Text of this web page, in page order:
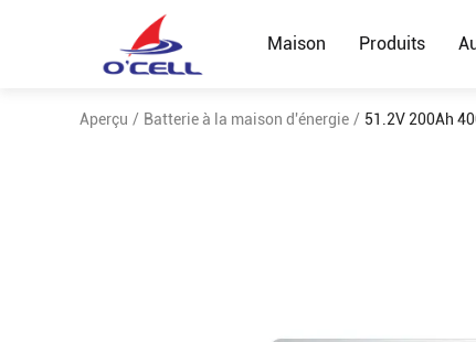
Maison Produits
Aperçu / Batterie à la maison d'énergie / 51.2V 200Ah